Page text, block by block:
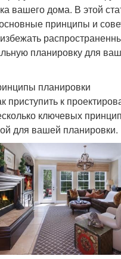
вашего дома. В этой
принципы и
планировку для
планировки
приступить к
ключевых
для вашей планировки.